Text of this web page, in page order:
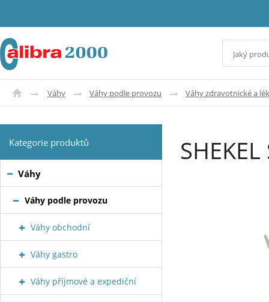
Váhy Váhy podle provozu Váhy zdravotnické a
Kategorie produktů
Váhy
Váhy podle provozu
Váhy obchodní
Váhy gastro
Váhy příjmové a expediční